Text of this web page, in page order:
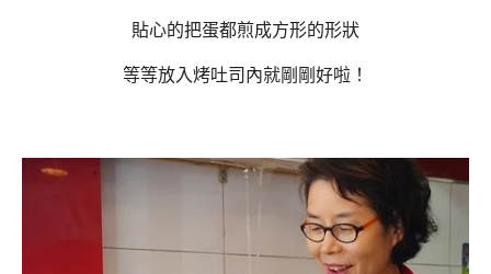
貼心的把蛋都煎成方形的形狀
等等放入烤吐司內就剛剛好啦！